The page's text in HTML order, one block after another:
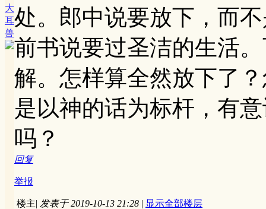
大
耳
兽
处。郎中说要放下，而
前书说要过圣洁的生活
解。怎样算全然放下了
是以神的话为标杆，有
吗？
回复
举报
楼主| 发表于 2019-10-13 21:28 | 显示全部楼层